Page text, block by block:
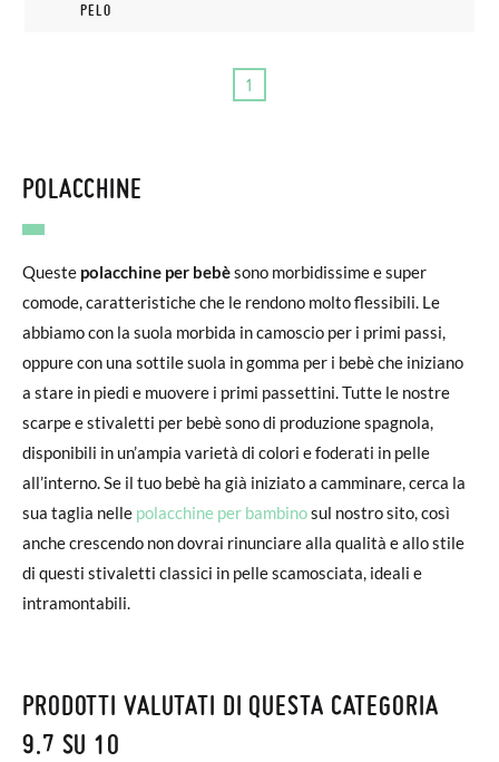
PELO
1
POLACCHINE
Queste polacchine per bebèsono morbidissime e super
comode, caratteristiche che le rendono molto flessibili. Le
abbiamo con la suola morbida in camoscio per i primi passi,
oppure con una sottile suola in gomma per i bebè che iniziano
a stare in piedi e muovere i primi passettini. Tutte le nostre
scarpe e stivaletti per bebè sono di produzione spagnola,
disponibili in un’ampia varietà di colori e foderati in pelle
all’interno. Se il tuo bebè ha già iniziato a camminare, cerca la
sua taglia nelle polacchine per bambinosul nostro sito, così
anche crescendo non dovrai rinunciare alla qualità e allo stile
di questi stivaletti classici in pelle scamosciata, ideali e
intramontabili.
PRODOTTI VALUTATI DI QUESTA CATEGORIA
9.7 SU 10